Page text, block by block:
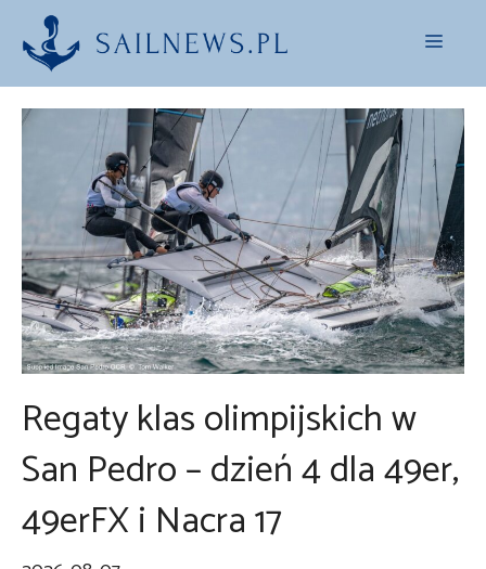
Przejdź
treści
Menu
Regaty klas olimpijskich w
San Pedro – dzień 4 dla 49er,
49erFX i Nacra 17